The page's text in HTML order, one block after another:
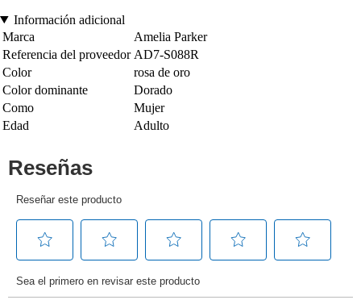
Información adicional
Marca
Amelia Parker
Referencia del proveedor AD7-S088R
Color
rosa de oro
Color dominante
Dorado
Como
Mujer
Edad
Adulto